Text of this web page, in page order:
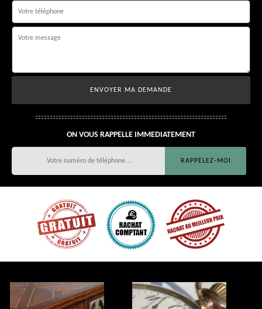
ON VOUS RAPPELLE IMMEDIATEMENT